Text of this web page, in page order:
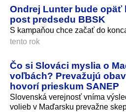
Ondrej Lunter bude
post predsedu BBSK
S kampaňou chce začať do
tento rok
Čo si Slováci myslia o
voľbách? Prevažujú
hovorí prieskum SANEP
Slovenská verejnosť vníma
volieb v Maďarsku prevažne